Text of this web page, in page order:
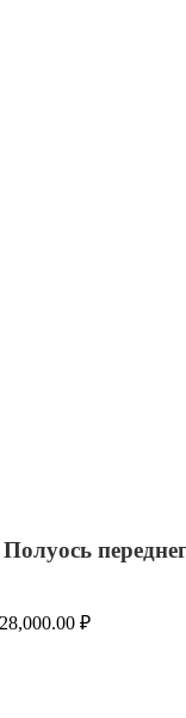
Полуось
28,000.00₽